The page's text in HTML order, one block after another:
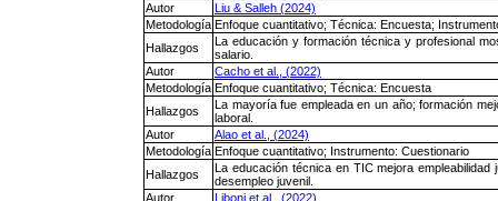
Autor
Liu & Salleh (2024)
Metodología Enfoque cuantitativo; Técnica: Encuesta;
Hallazgos
La educación y formación técnica y profesional
salario.
Autor
Cacho et al., (2022)
Metodología Enfoque cuantitativo; Técnica: Encuesta
Hallazgos
La mayoría fue empleada en un año; formación
laboral.
Autor
Alao et al., (2024)
Metodología Enfoque cuantitativo; Instrumento: Cuestionario
Hallazgos
La educación técnica en TIC mejora
desempleo juvenil.
Autor
Liboni et al., (2022)